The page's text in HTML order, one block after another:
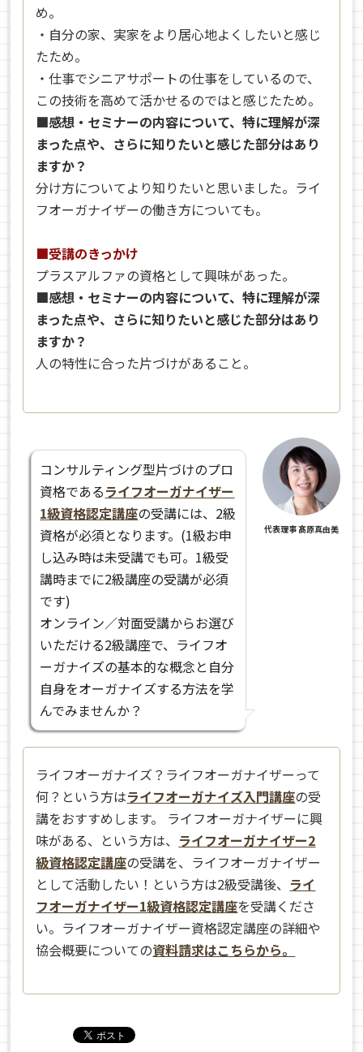
め。
・自分の家、実家をより居心地よくしたいと感じ
たため。
・仕事でシニアサポートの仕事をしているので、
この技術を高めて活かせるのではと感じたため。
■感想・セミナーの内容について、特に理解が深
まった点や、さらに知りたいと感じた部分はあり
ますか？
分け方についてより知りたいと思いました。ライ
フオーガナイザーの働き方についても。
■受講のきっかけ
プラスアルファの資格として興味があった。
■感想・セミナーの内容について、特に理解が深
まった点や、さらに知りたいと感じた部分はあり
ますか？
人の特性に合った片づけがあること。
コンサルティング型片づけのプロ
資格であるライフオーガナイザー
1級資格認定講座の受講には、2級
資格が必須となります。(1級お申
し込み時は未受講でも可。1級受
講時までに2級講座の受講が必須
です)
オンライン／対面受講からお選び
いただける2級講座で、ライフオ
ーガナイズの基本的な概念と自分
自身をオーガナイズする方法を学
んでみませんか？
代表理事 髙原真由美
ライフオーガナイズ？ライフオーガナイザーって
何？という方はライフオーガナイズ入門講座の受
講をおすすめします。 ライフオーガナイザーに興
味がある、という方は、 ライフオーガナイザー2
級資格認定講座の受講を、ライフオーガナイザー
として活動したい！という方は2級受講後、 ライ
フオーガナイザー1級資格認定講座を受講くださ
い。ライフオーガナイザー資格認定講座の詳細や
協会概要についての資料請求はこちらから。